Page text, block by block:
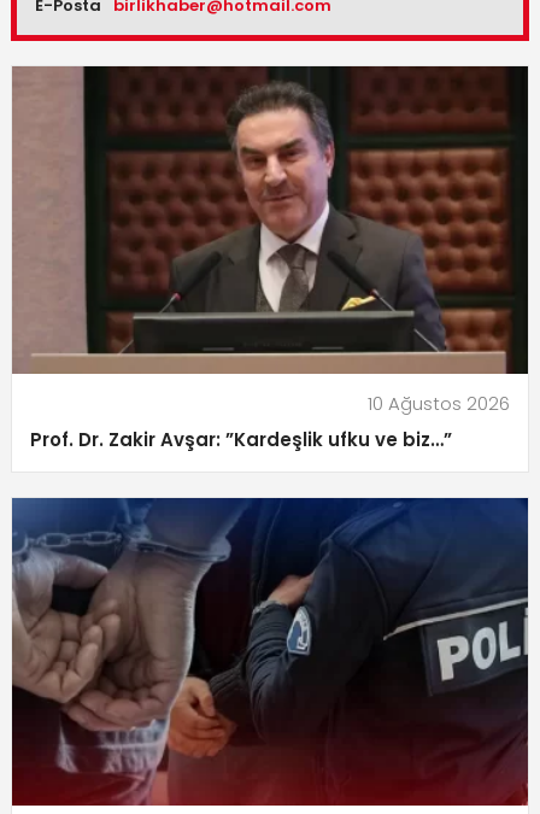
E-Posta birlikhaber@hotmail.com
10 Ağustos 2026
Prof. Dr. Zakir Avşar: ”Kardeşlik ufku ve biz…”